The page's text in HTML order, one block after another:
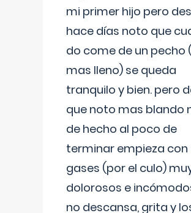
mi primer hijo pero
hace días noto que
do come de un pecho
mas lleno) se queda
tranquilo y bien. pero
que noto mas blando
de hecho al poco de
terminar empieza con
gases (por el culo)
dolorosos e
no descansa, grita y